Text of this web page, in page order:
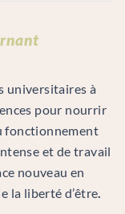
universitaires à
pour nourrir
fonctionnement
et de travail
nouveau en
la liberté d’être.